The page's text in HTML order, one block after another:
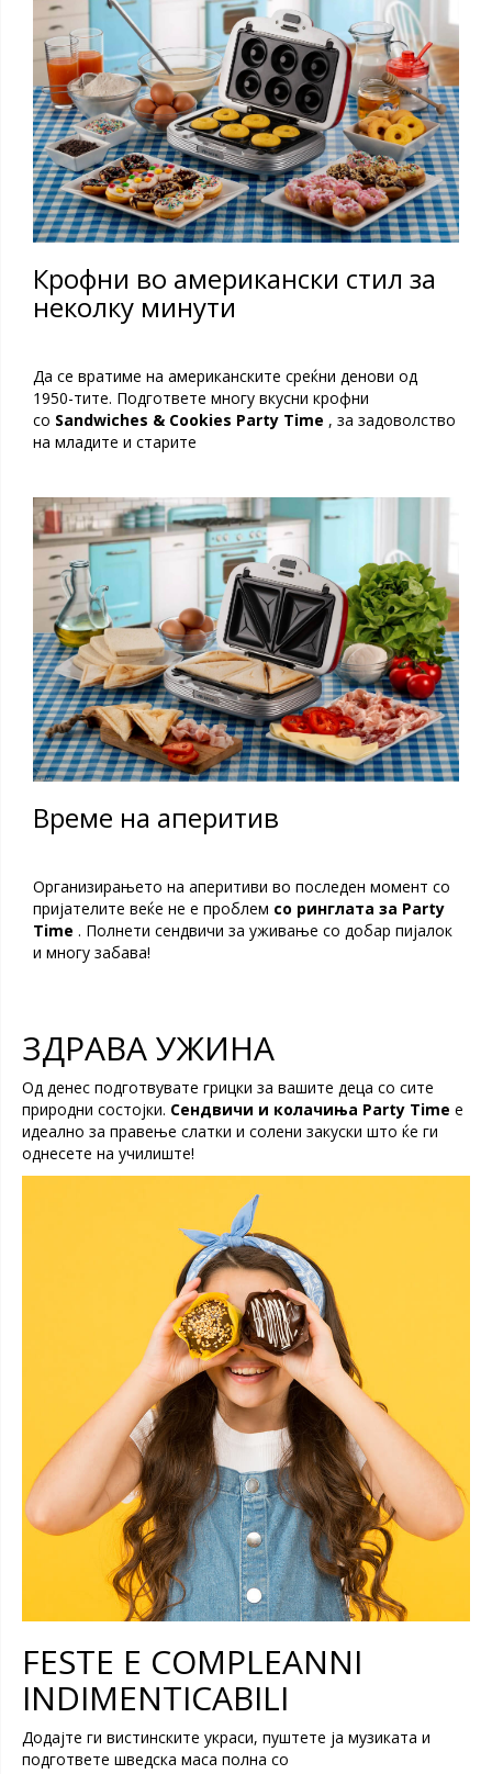
Крофни во американски стил за
неколку минути
Да се ​​вратиме на американските среќни денови од
1950-тите. Подгответе многу вкусни крофни
со Sandwiches & Cookies Party Time , за задоволство
на младите и старите
Време на аперитив
Организирањето на аперитиви во последен момент со
пријателите веќе не е проблем со ринглата за Party
Time . Полнети сендвичи за уживање со добар пијалок
и многу забава!
ЗДРАВА УЖИНА
Од денес подготвувате грицки за вашите деца со сите
природни состојки. Сендвичи и колачиња Party Time е
идеално за правење слатки и солени закуски што ќе ги
однесете на училиште!
FESTE E COMPLEANNI
INDIMENTICABILI
Додајте ги вистинските украси, пуштете ја музиката и
подгответе шведска маса полна со